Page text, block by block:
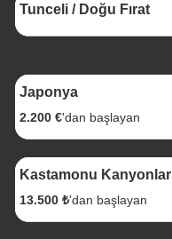
Tunceli / Doğu Fırat
Japonya
2.200 €'dan başlayan
1 gece 2 Gün
Kastamonu Kanyonlar
13.500 ₺'dan başlayan